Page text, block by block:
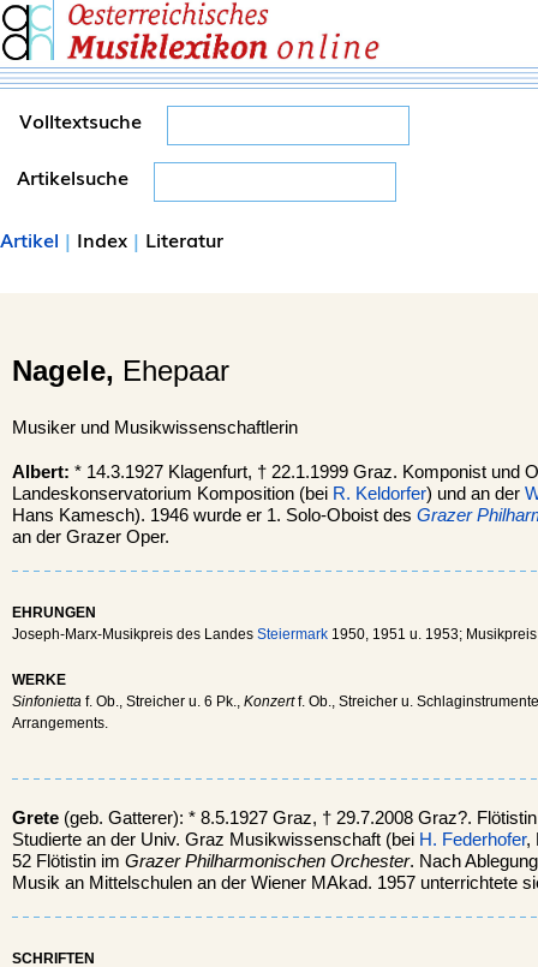
Volltextsuche
Artikelsuche
Artikel | Index | Literatur
Nagele, Ehepaar
Musiker und Musikwissenschaftlerin
Albert: * 14.3.1927 Klagenfurt, † 22.1.1999 Graz. Komponist und
Landeskonservatorium Komposition (bei R. Keldorfer) und an der
Hans Kamesch). 1946 wurde er 1. Solo-Oboist des Grazer
an der Grazer Oper.
EHRUNGEN
Joseph-Marx-Musikpreis des Landes Steiermark 1950, 1951 u. 1953;
WERKE
Sinfonietta f. Ob., Streicher u. 6 Pk., Konzertf. Ob., Streicher u.
Arrangements.
Grete (geb. Gatterer): * 8.5.1927 Graz, † 29.7.2008 Graz?.
Studierte an der Univ. Graz Musikwissenschaft (bei H. Federhofer,
52 Flötistin im Grazer Philharmonischen Orchester. Nach
Musik an Mittelschulen an der Wiener MAkad. 1957 unterrichtete
SCHRIFTEN